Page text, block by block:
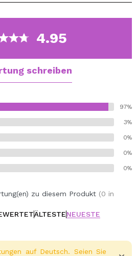
E und Squalen pflegt und
Feuchtigkeit.4.95
schreiben
97%
3%
0%
0%
0%
zu diesem Produkt (0 in
ÄLTESTENEUESTE
auf Deutsch. Seien Sie